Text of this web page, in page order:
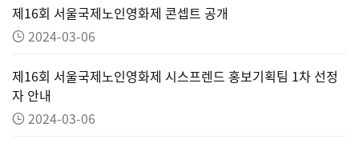
제16회 서울국제노인영화제 콘셉트 공개
2024-03-06
제16회 서울국제노인영화제 시스프렌드 홍보기획팀 1차 선정
자 안내
2024-03-06